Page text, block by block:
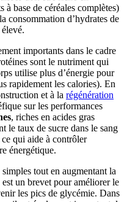
base de céréales complètes)
consommation d’hydrates de
importants dans le cadre
sont le nutriment qui
utilise plus d’énergie pour
rapidement les calories). En
et à la régénération
sur les performances
, riches en acides gras
le taux de sucre dans le sang
qui aide à contrôler
énergétique.
tout en augmentant la
est un brevet pour améliorer le
les pics de glycémie. Dans